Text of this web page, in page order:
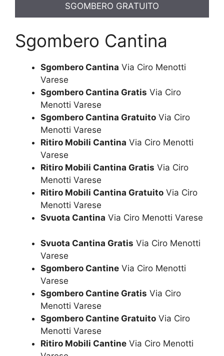
SGOMBERO GRATUITO
Sgombero Cantina
Sgombero Cantina Via Ciro Menotti
Varese
Sgombero Cantina Gratis Via Ciro
Menotti Varese
Sgombero Cantina Gratuito Via Ciro
Menotti Varese
Ritiro Mobili Cantina Via Ciro Menotti
Varese
Ritiro Mobili Cantina Gratis Via Ciro
Menotti Varese
Ritiro Mobili Cantina Gratuito Via Ciro
Menotti Varese
Svuota Cantina Via Ciro Menotti Varese
Svuota Cantina Gratis Via Ciro Menotti
Varese
Sgombero Cantine Via Ciro Menotti
Varese
Sgombero Cantine Gratis Via Ciro
Menotti Varese
Sgombero Cantine Gratuito Via Ciro
Menotti Varese
Ritiro Mobili Cantine Via Ciro Menotti